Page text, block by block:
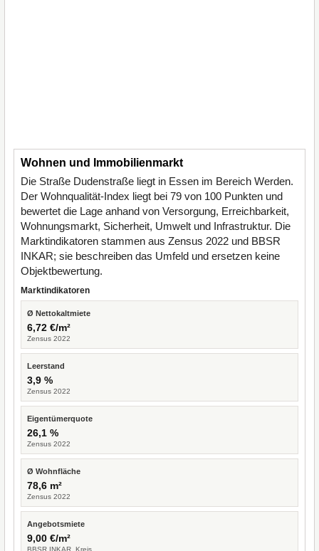
Wohnen und Immobilienmarkt
Die Straße Dudenstraße liegt in Essen im Bereich Werden.
Der Wohnqualität-Index liegt bei 79 von 100 Punkten und
bewertet die Lage anhand von Versorgung, Erreichbarkeit,
Wohnungsmarkt, Sicherheit, Umwelt und Infrastruktur. Die
Marktindikatoren stammen aus Zensus 2022 und BBSR
INKAR; sie beschreiben das Umfeld und ersetzen keine
Objektbewertung.
Marktindikatoren
Ø Nettokaltmiete
6,72 €/m²
Zensus 2022
Leerstand
3,9 %
Zensus 2022
Eigentümerquote
26,1 %
Zensus 2022
Ø Wohnfläche
78,6 m²
Zensus 2022
Angebotsmiete
9,00 €/m²
BBSR INKAR, Kreis